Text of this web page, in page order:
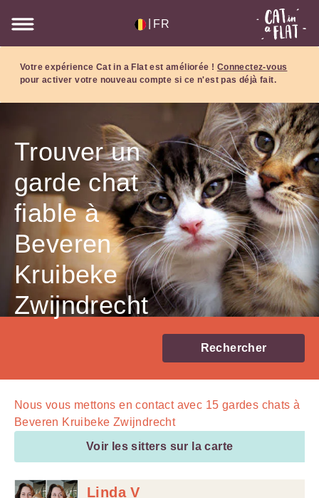
FR
Votre expérience Cat in a Flat est améliorée ! Connectez-vous
pour activer votre nouveau compte si ce n'est pas déjà fait.
Trouver un
garde chat
fiable à
Beveren
Kruibeke
Zwijndrecht
Rechercher
Nous vous mettons en contact avec 15 gardes chats à
Beveren Kruibeke Zwijndrecht
Voir les sitters sur la carte
Linda V